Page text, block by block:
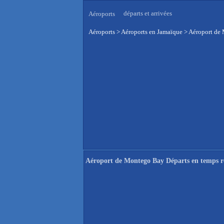
Aéroports départs et arrivées
Aéroports >Aéroports en Jamaïque >Aéroport de
Aéroport de Montego Bay Départs en temps